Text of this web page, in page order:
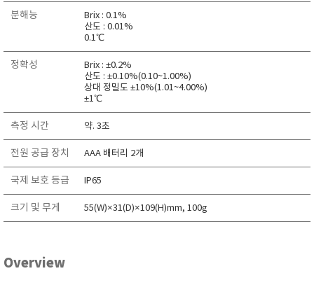
RIXEN
Schaller (Humimeter)
Sensortechnikk Meinsberg
SENTEST
SENTRY
SHINAGAWA
SHINYEI TECHNOLOGY
Showa sokki
Solarmeter®
분해능
Brix : 0.1%
산도 : 0.01%
0.1℃
정확성
Brix : ±0.2%
산도 : ±0.10%(0.10~1.00%)
상대 정밀도 ±10%(1.01~4.00%)
±1℃
측정 시간 약. 3초
전원 공급 장치 AAA 배터리 2개
국제 보호 등급 IP65
크기 및 무게 55(W)×31(D)×109(H)mm, 100g
Overview